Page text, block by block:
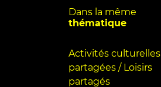
Dans la même
thématique
Activités culturelles
partagées / Loisirs
partagés